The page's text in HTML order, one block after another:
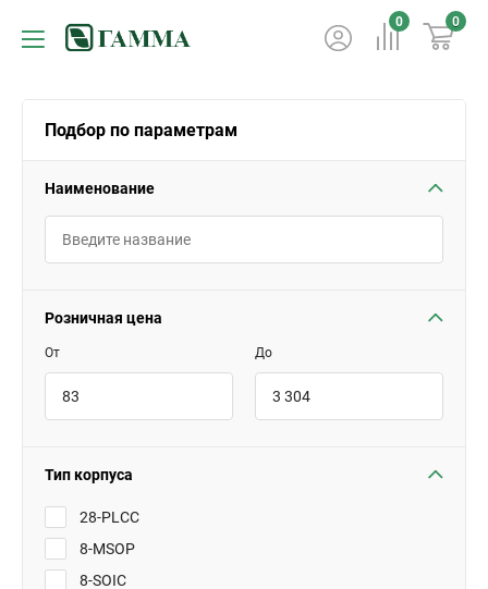
0 0
Подбор по параметрам
Наименование
Розничная цена
От До
Тип корпуса
28-PLCC
8-MSOP
8-SOIC